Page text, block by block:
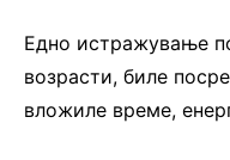
Едно истражување
возрасти, биле
вложиле време,